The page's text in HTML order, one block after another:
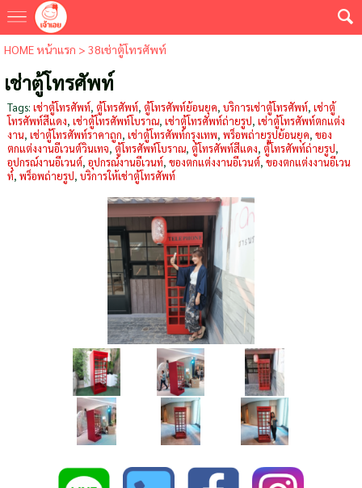
HOME หน้าแรก > 38เช่าตู้โทรศัพท์
เช่าตู้โทรศัพท์
Tags: เช่าตู้โทรศัพท์, ตู้โทรศัพท์, ตู้โทรศัพท์ย้อนยุค, บริการเช่าตู้โทรศัพท์, เช่าตู้
โทรศัพท์สีแดง, เช่าตู้โทรศัพท์โบราณ, เช่าตู้โทรศัพท์ถ่ายรูป, เช่าตู้โทรศัพท์ตกแต่ง
งาน, เช่าตู้โทรศัพท์ราคาถูก, เช่าตู้โทรศัพท์กรุงเทพ, พร็อพถ่ายรูปย้อนยุค, ของ
ตกแต่งงานอีเวนต์วินเทจ, ตู้โทรศัพท์โบราณ, ตู้โทรศัพท์สีแดง, ตู้โทรศัพท์ถ่ายรูป,
อุปกรณ์งานอีเวนต์, อุปกรณ์งานอีเวนท์, ของตกแต่งงานอีเวนต์, ของตกแต่งงานอีเวน
ท์, พร็อพถ่ายรูป, บริการให้เช่าตู้โทรศัพท์